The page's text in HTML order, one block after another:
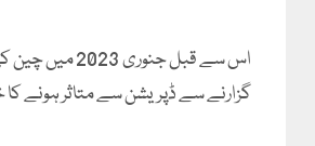
اس سے قبل
گزارنے سے ڈپریشن سے متاثر ہونے کا